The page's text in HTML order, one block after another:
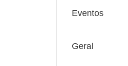
Eventos
Geral